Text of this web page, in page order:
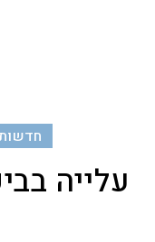
עלייה